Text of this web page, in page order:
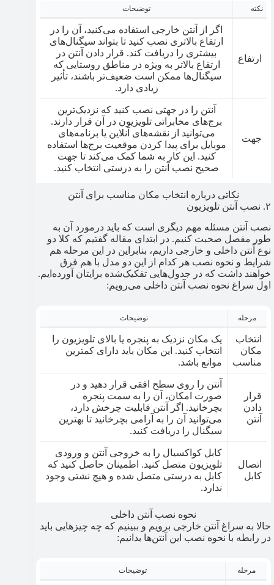
نکته توضیحات
ارتفاع
اگر از آنتن خارجی استفاده می‌کنید، آن را در
ارتفاع بالاتری نصب کنید تا بتواند سیگنال‌های
بیشتری را دریافت کند. قرار دادن آنتن در
ارتفاع بالاتر به ویژه در مناطق روستایی که
سیگنال‌ها ممکن است ضعیف‌تر باشند، تأثیر
زیادی دارد.
جهت
آنتن را در جهتی نصب کنید که نزدیک‌ترین
برج‌های مخابراتی تلویزیون در آن قرار دارند.
می‌توانید از نقشه‌های آنلاین یا برنامه‌های
موبایل برای پیدا کردن موقعیت برج‌ها استفاده
کنید. این کار به شما کمک می‌کند تا جهت
صحیح نصب آنتن را به درستی انتخاب کنید.
نکاتی درباره انتخاب مکان مناسب برای آنتن
۲. نصب آنتن تلویزیون
نصب آنتن مسئله مهم دیگری است که باید درمورد آن به
طور مفصل صحبت کنیم. در ابتدای مقاله گفتیم که کلا دو
نوع آنتن داخلی و خارجی داریم، بنابراین در این مرحله هم
شرایط و نحوه نصب هر کدام از این دو مدل با هم فرق
خواهند داشت که در جدول‌هایی تفکیک‌شده برایتان آورده‌ایم.
اول سراغ نحوه نصب آنتن داخلی می‌رویم:
مرحله توضیحات
انتخاب
مکان
مناسب
یک مکان نزدیک به پنجره یا بالای تلویزیون را
انتخاب کنید. این مکان باید دارای کمترین
موانع باشد.
قرار
دادن
آنتن
آنتن را روی سطح افقی قرار دهید و در
صورت امکان، آن را به سمت پنجره
بچرخانید. اگر آنتن قابلیت چرخش دارد،
می‌توانید آن را به آرامی بچرخانید تا بهترین
سیگنال را دریافت کنید.
اتصال
کابل
کابل کواکسیال را به خروجی آنتن و ورودی
تلویزیون متصل کنید. اطمینان حاصل کنید که
کابل به درستی متصل شده و هیچ نشتی وجود
ندارد.
نحوه نصب آنتن داخلی
حالا به سراغ آنتن خارجی برویم و ببینیم که چه چیزهایی باید
در رابطه با نحوه نصب این آنتن‌ها بدانیم:
مرحله توضیحات